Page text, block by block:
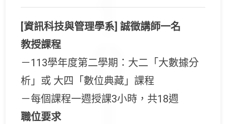
[資訊科技與管理學系] 誠徵講師一名
教授課程
－113學年度第二學期：大二「大數據分
析」或 大四「數位典藏」課程
－每個課程一週授課3小時，共18週
職位要求